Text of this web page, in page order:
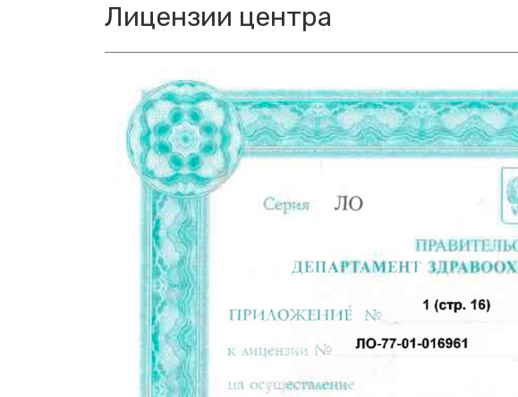
Лицензии центра